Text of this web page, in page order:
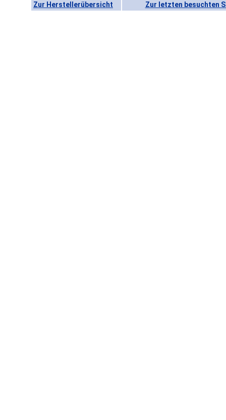
Zur Herstellerübersicht Zur letzten besuchten